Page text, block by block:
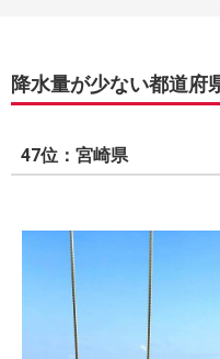
降水量が少ない都道府
47位：宮崎県